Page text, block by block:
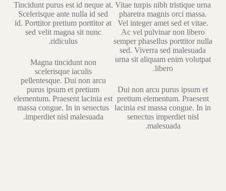
Vitae turpis nibh tristique urna
pharetra magnis orci massa.
Vel integer amet sed et vitae.
Ac vel pulvinar non libero
semper phasellus porttitor nulla
sed. Viverra sed malesuada
urna sit aliquam enim volutpat
libero.
Dui non arcu purus ipsum et
pretium elementum. Praesent
lacinia est massa congue. In in
senectus imperdiet nisl
malesuada.
Tincidunt purus est id neque at.
Scelerisque ante nulla id sed
id. Porttitor pretium porttitor at
sed velit magna sit nunc
ridiculus.
Magna tincidunt non
scelerisque iaculis
pellentesque. Dui non arcu
purus ipsum et pretium
elementum. Praesent lacinia est
massa congue. In in senectus
imperdiet nisl malesuada.